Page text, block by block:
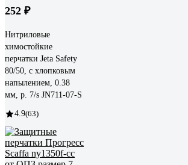
252 ₽
Нитриловые
химостойкие
перчатки Jeta Safety
80/50, с хлопковым
напылением, 0.38
мм, р. 7/s JN711-07-S
4.9(63)